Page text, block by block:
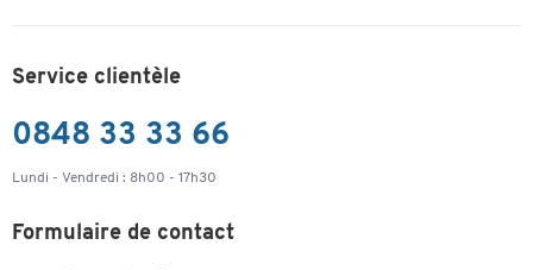
Service clientèle
0848 33 33 66
Lundi - Vendredi : 8h00 - 17h30
Formulaire de contact